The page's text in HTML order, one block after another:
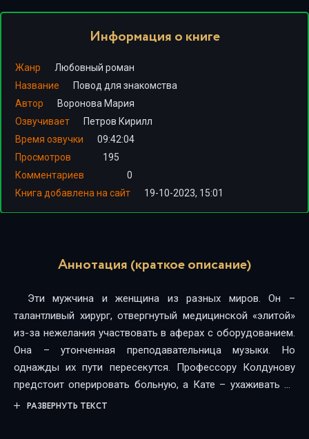
Информация о книге
Жанр
Любовный роман
Название
Повод для знакомства
Автор
Воронова Мария
Озвучивает
Петров Кирилл
Время озвучки
09:42:04
Просмотров
195
Комментариев
0
Книга добавлена на сайт
19-10-2023, 15:01
Аннотация (краткое описание)
Эти мужчина и женщина из разных миров. Он –
талантливый хирург, отвергнутый медицинской «элитой»
из-за нежелания участвовать в аферах с оборудованием.
Она – утонченная преподавательница музыки. Но
однажды их пути пересекутся. Профессору Колдунову
предстоит оперировать больную, а Кате – ухаживать за
ней. Сможет ли Катя, прежде далекая от реальности,
РАЗВЕРНУТЬ ТЕКСТ